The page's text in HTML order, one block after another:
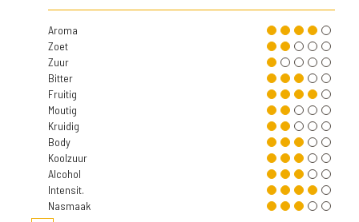
Aroma
Zoet
Zuur
Bitter
Fruitig
Moutig
Kruidig
Body
Koolzuur
Alcohol
Intensit.
Nasmaak